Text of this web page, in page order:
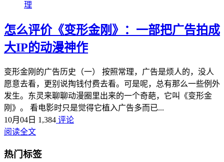
理
怎么评价《变形金刚》：一部把广告拍成
大IP的动漫神作
变形金刚的广告历史（一） 按照常理，广告是烦人的，没人
愿意去看，更别说掏钱付费去看。可是呢，总有那么一些例外
发生。东灵来聊聊动漫圈里出来的一个奇葩，它叫《变形金
刚》。 看电影时只是觉得它植入广告多而已...
10月04日 1,384 评论
阅读全文
热门标签